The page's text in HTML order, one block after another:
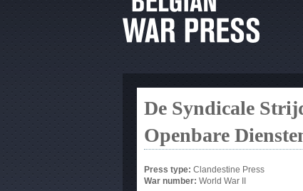
De Syndicale
Openbare
Press type: Clandestine Press
War number: World War II